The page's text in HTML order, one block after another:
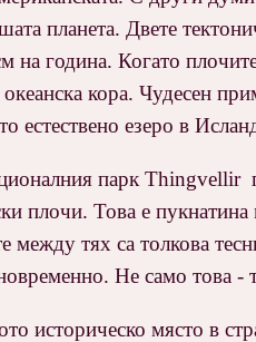
планета. Двете
на година. Когато
океанска кора. Чудесен
естествено езеро в
парк Thingvellir
плочи. Това е
между тях са толкова
Не само това -
историческо място в